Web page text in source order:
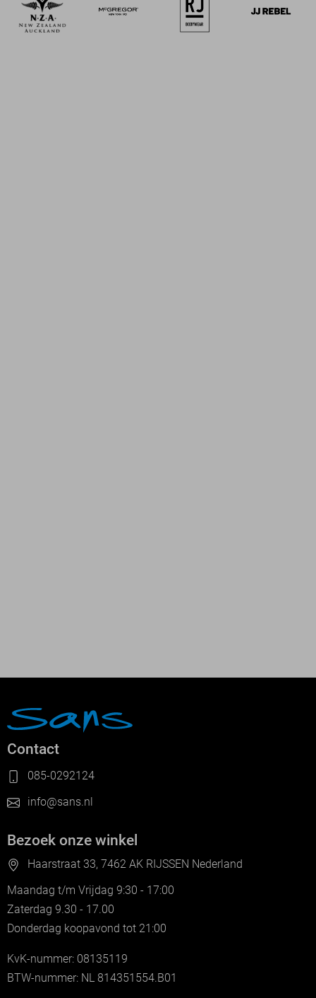
Contact
085-0292124
info@sans.nl
Bezoek onze winkel
Haarstraat 33, 7462 AK RIJSSEN Nederland
Maandag t/m Vrijdag 9:30 - 17:00
Zaterdag 9.30 - 17.00
Donderdag koopavond tot 21:00
KvK-nummer: 08135119
BTW-nummer: NL 814351554.B01